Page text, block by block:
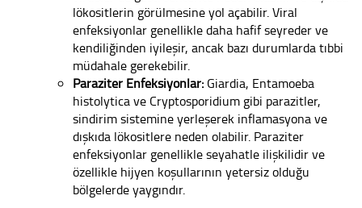
lökositlerin görülmesine yol açabilir. Viral
enfeksiyonlar genellikle daha hafif seyreder ve
kendiliğinden iyileşir, ancak bazı durumlarda tıbbi
müdahale gerekebilir.
Paraziter Enfeksiyonlar: Giardia, Entamoeba
histolytica ve Cryptosporidium gibi parazitler,
sindirim sistemine yerleşerek inflamasyona ve
dışkıda lökositlere neden olabilir. Paraziter
enfeksiyonlar genellikle seyahatle ilişkilidir ve
özellikle hijyen koşullarının yetersiz olduğu
bölgelerde yaygındır.